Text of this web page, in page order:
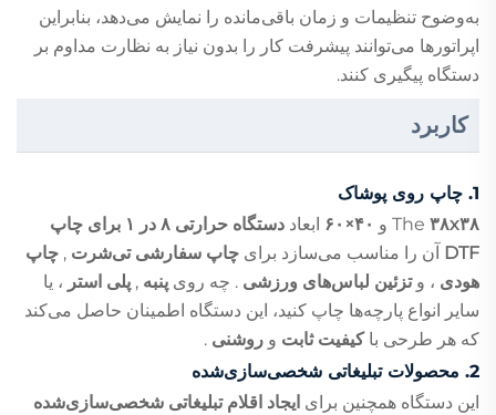
به‌وضوح تنظیمات و زمان باقی‌مانده را نمایش می‌دهد، بنابراین
اپراتورها می‌توانند پیشرفت کار را بدون نیاز به نظارت مداوم بر
دستگاه پیگیری کنند.
کاربرد
1. چاپ روی پوشاک
The ۳۸x۳۸ و ۴۰×۶۰ ابعاد
دستگاه حرارتی ۸ در ۱ برای چاپ
DTF
آن را مناسب می‌سازد برای چاپ سفارشی تی‌شرت , چاپ
هودی ، وتزئین لباس‌های ورزشی . چه روی پنبه , پلی استر ، یا
سایر انواع پارچه‌ها چاپ کنید، این دستگاه اطمینان حاصل می‌کند
که هر طرحی باکیفیت ثابت و روشنی .
2. محصولات تبلیغاتی شخصی‌سازی‌شده
این دستگاه همچنین برای ایجاد اقلام تبلیغاتی شخصی‌سازی‌شده